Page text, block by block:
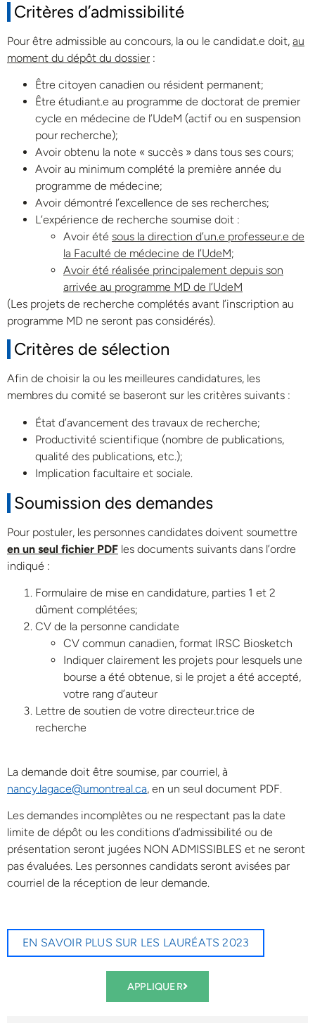
Critères d’admissibilité
Pour être admissible au concours, la ou le candidat.e doit, au
moment du dépôt du dossier :
Être citoyen canadien ou résident permanent;
Être étudiant.e au programme de doctorat de premier
cycle en médecine de l’UdeM (actif ou en suspension
pour recherche);
Avoir obtenu la note « succès » dans tous ses cours;
Avoir au minimum complété la première année du
programme de médecine;
Avoir démontré l’excellence de ses recherches;
L’expérience de recherche soumise doit :
Avoir été sous la direction d’un.e professeur.e de
la Faculté de médecine de l’UdeM;
Avoir été réalisée principalement depuis son
arrivée au programme MD de l’UdeM
(Les projets de recherche complétés avant l’inscription au
programme MD ne seront pas considérés).
Critères de sélection
Afin de choisir la ou les meilleures candidatures, les
membres du comité se baseront sur les critères suivants :
État d’avancement des travaux de recherche;
Productivité scientifique (nombre de publications,
qualité des publications, etc.);
Implication facultaire et sociale.
Soumission des demandes
Pour postuler, les personnes candidates doivent soumettre
en un seul fichier PDF les documents suivants dans l’ordre
indiqué :
Formulaire de mise en candidature, parties 1 et 2
dûment complétées;
CV de la personne candidate
CV commun canadien, format IRSC Biosketch
Indiquer clairement les projets pour lesquels une
bourse a été obtenue, si le projet a été accepté,
votre rang d’auteur
Lettre de soutien de votre directeur.trice de
recherche
La demande doit être soumise, par courriel, à
nancy.lagace@umontreal.ca, en un seul document PDF.
Les demandes incomplètes ou ne respectant pas la date
limite de dépôt ou les conditions d’admissibilité ou de
présentation seront jugées NON ADMISSIBLES et ne seront
pas évaluées. Les personnes candidats seront avisées par
courriel de la réception de leur demande.
EN SAVOIR PLUS SUR LES LAURÉATS 2023
APPLIQUER